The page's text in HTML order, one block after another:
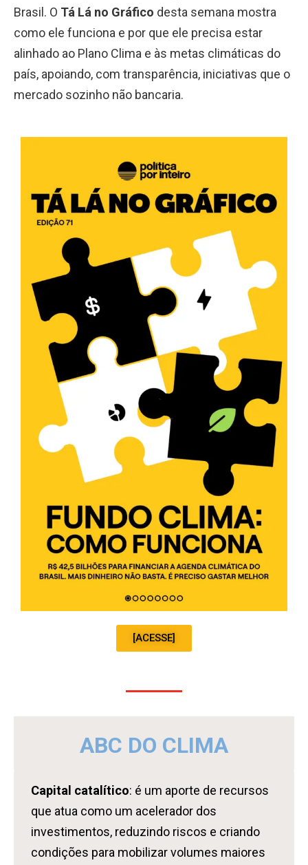
Brasil. O Tá Lá no Gráfico desta semana mostra
como ele funciona e por que ele precisa estar
alinhado ao Plano Clima e às metas climáticas do
país, apoiando, com transparência, iniciativas que o
mercado sozinho não bancaria.
[ACESSE]
ABC DO CLIMA
Capital catalítico: é um aporte de recursos
que atua como um acelerador dos
investimentos, reduzindo riscos e criando
condições para mobilizar volumes maiores